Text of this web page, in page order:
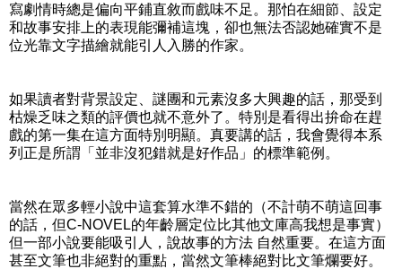
寫劇情時總是偏向平鋪直敘而戲味不足。那怕在細節、設定
和故事安排上的表現能彌補這塊，卻也無法否認她確實不是
位光靠文字描繪就能引人入勝的作家。
如果讀者對背景設定、謎團和元素沒多大興趣的話，那受到
枯燥乏味之類的評價也就不意外了。特別是看得出拚命在趕
戲的第一集在這方面特別明顯。真要講的話，我會覺得本系
列正是所謂「並非沒犯錯就是好作品」的標準範例。
當然在眾多輕小說中這套算水準不錯的（不計萌不萌這回事
的話，但C-NOVEL的年齡層定位比其他文庫高我想是事實）
但一部小說要能吸引人，說故事的方法 自然重要。在這方面
甚至文筆也非絕對的重點，當然文筆棒絕對比文筆爛要好。